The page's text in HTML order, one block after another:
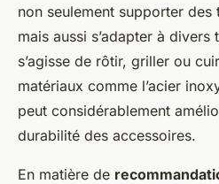
non seulement supporter des
mais aussi s’adapter à divers
s’agisse de rôtir, griller ou
matériaux comme l’acier
peut considérablement
durabilité des accessoires.
En matière de